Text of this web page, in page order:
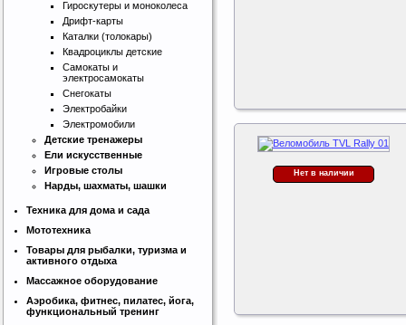
Нет в наличии
Гироскутеры и моноколеса
Дрифт-карты
Каталки (толокары)
Квадроциклы детские
Самокаты и
электросамокаты
Снегокаты
Электробайки
Электромобили
Детские тренажеры
Ели искусственные
Игровые столы
Нарды, шахматы, шашки
Техника для дома и сада
Мототехника
Товары для рыбалки, туризма и
активного отдыха
Массажное оборудование
Аэробика, фитнес, пилатес, йога,
функциональный тренинг